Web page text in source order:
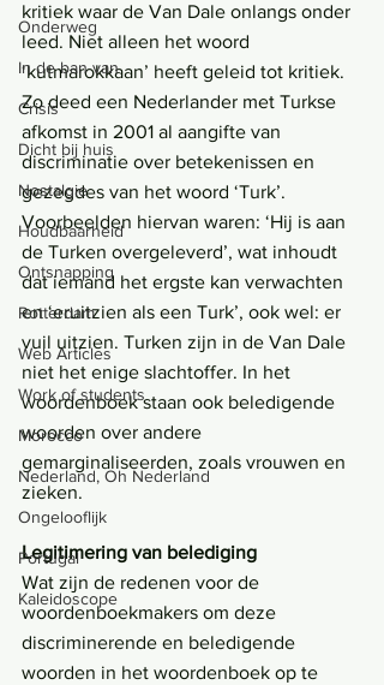
Onderweg
In de ban van
Crisis
Dicht bij huis
Nostalgie
Houdbaarheid
Ontsnapping
Rotterdam
Web Articles
Work of students
Morocco
Nederland, Oh Nederland
Ongelooflijk
Portugal
Kaleidoscope
kritiek waar de Van Dale onlangs onder
leed. Niet alleen het woord
‘kutmarokkaan’ heeft geleid tot kritiek.
Zo deed een Nederlander met Turkse
afkomst in 2001 al aangifte van
discriminatie over betekenissen en
gezegdes van het woord ‘Turk’.
Voorbeelden hiervan waren: ‘Hij is aan
de Turken overgeleverd’, wat inhoudt
dat iemand het ergste kan verwachten
en ‘eruitzien als een Turk’, ook wel: er
vuil uitzien. Turken zijn in de Van Dale
niet het enige slachtoffer. In het
woordenboek staan ook beledigende
woorden over andere
gemarginaliseerden, zoals vrouwen en
zieken.
Legitimering van belediging
Wat zijn de redenen voor de
woordenboekmakers om deze
discriminerende en beledigende
woorden in het woordenboek op te